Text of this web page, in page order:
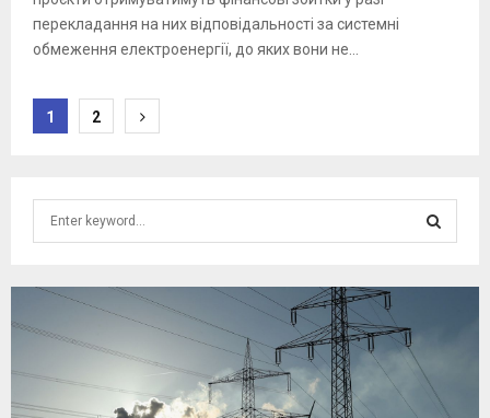
перекладання на них відповідальності за системні
обмеження електроенергії, до яких вони не...
Posts
1 2
h
R